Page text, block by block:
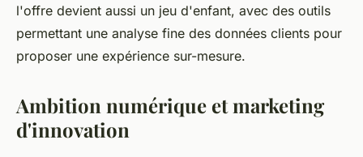
l'offre devient aussi un jeu d'enfant, avec des outils
permettant une analyse fine des données clients pour
proposer une expérience sur-mesure.
Ambition numérique et marketing
d'innovation